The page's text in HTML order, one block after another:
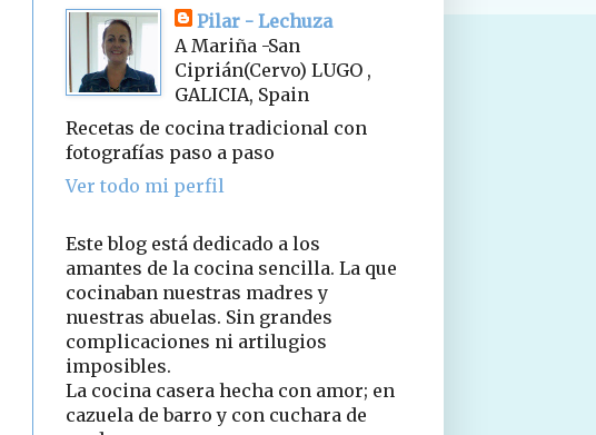
Pilar - Lechuza
A Mariña -San
Ciprián(Cervo) LUGO ,
GALICIA, Spain
Recetas de cocina tradicional con
fotografías paso a paso
Ver todo mi perfil
Este blog está dedicado a los
amantes de la cocina sencilla. La que
cocinaban nuestras madres y
nuestras abuelas. Sin grandes
complicaciones ni artilugios
imposibles.
La cocina casera hecha con amor; en
cazuela de barro y con cuchara de